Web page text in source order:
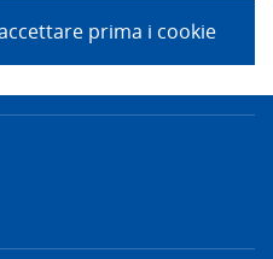
prima i cookie